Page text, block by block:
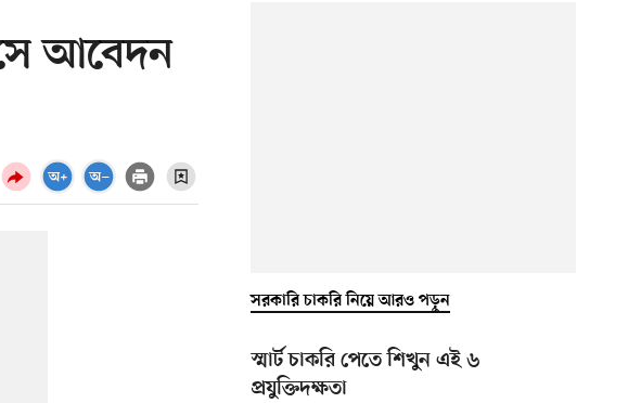
আবেদন
সরকারি চাকরি নিয়ে আরও পড়ুন
স্মার্ট চাকরি পেতে শিখুন এই ৬
প্রযুক্তিদক্ষতা